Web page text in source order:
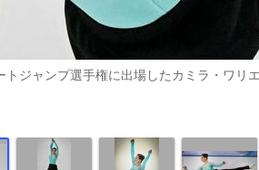
トジャンプ選手権に出場したカミラ・ワリ